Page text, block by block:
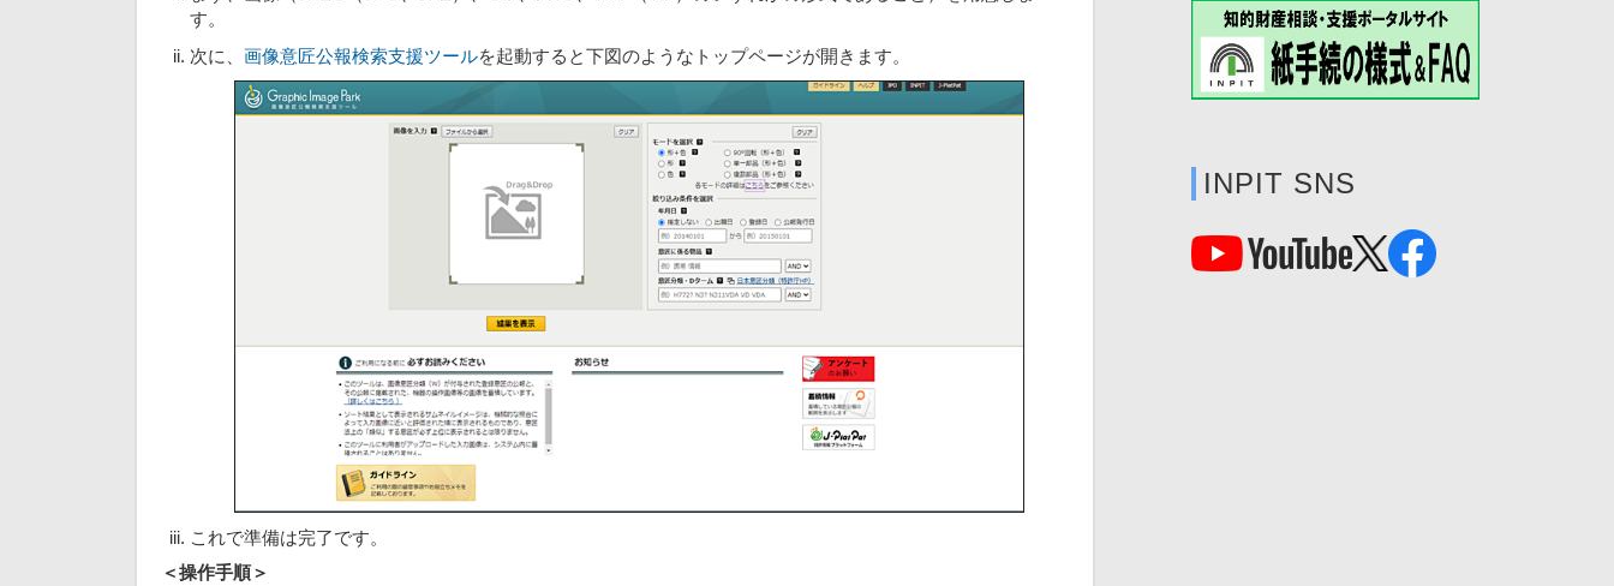
す。
次に、 画像意匠公報検索支援ツールを起動すると下図のようなトップページが開きます。
これで準備は完了です。
＜操作手順＞
INPIT SNS